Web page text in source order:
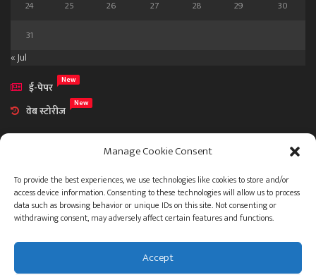
Manage Cookie Consent
To provide the best experiences, we use technologies like cookies to store and/or
access device information. Consenting to these technologies will allow us to process
data such as browsing behavior or unique IDs on this site. Not consenting or
withdrawing consent, may adversely affect certain features and functions.
Accept
24
25 26 27 28 29
30
31
« Jul
ई-पेपर
New
वेब स्टोरीज New
आमच्या विषयी
संपर्क